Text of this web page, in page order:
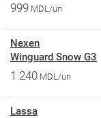
999 MDL/un
Nexen
Winguard Snow G3
1 240 MDL/un
Lassa